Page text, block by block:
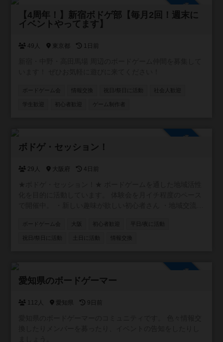
参加自由
【4周年！】新宿ボドゲ部【毎月2回！週末に
イベントやってます】
49人 東京都 1日前
ボードゲーム会 情報交換 祝日/祭日に活動 社会人歓迎
学生歓迎 初心者歓迎 ゲーム制作者
ボドゲ・セッション！
29人 大阪府 4日前
テランさん ・テストプレイヤーが欲しいクリエーターさん
お気軽にご参加ください！
ボードゲーム会 大阪 初心者歓迎 平日/夜に活動
祝日/祭日に活動 情報交換
愛知県のボードゲーマー
112人 愛知県 9日前